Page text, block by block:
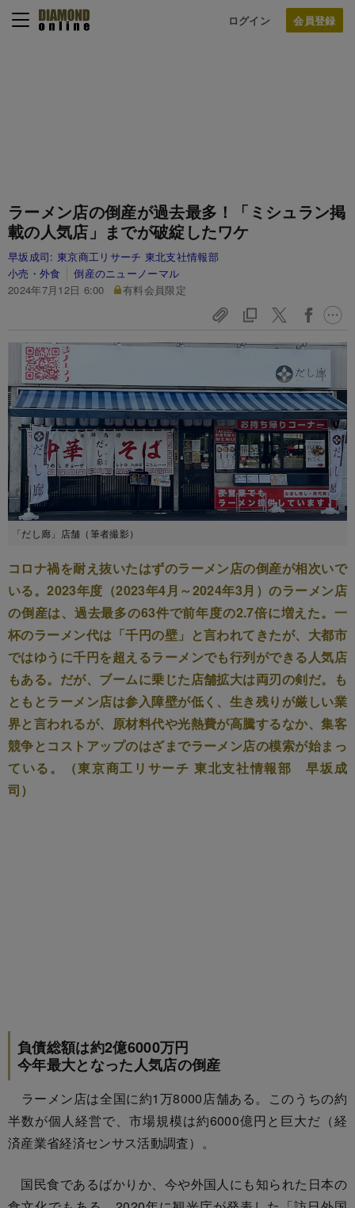
ログイン
ラーメン店の倒産が過去最多！「ミシュラン掲
載の人気店」までが破綻したワケ
早坂成司: 東京商工リサーチ 東北支社情報部
小売・外食
倒産のニューノーマル
2024年7月12日 6:00
有料会員限定
「だし廊」店舗（筆者撮影）
コロナ禍を耐え抜いたはずのラーメン店の倒産が相次いで
いる。2023年度（2023年4月～2024年3月）のラーメン店
の倒産は、過去最多の63件で前年度の2.7倍に増えた。一
杯のラーメン代は「千円の壁」と言われてきたが、大都市
ではゆうに千円を超えるラーメンでも行列ができる人気店
もある。だが、ブームに乗じた店舗拡大は両刃の剣だ。も
ともとラーメン店は参入障壁が低く、生き残りが厳しい業
界と言われるが、原材料代や光熱費が高騰するなか、集客
競争とコストアップのはざまでラーメン店の模索が始まっ
ている。（東京商工リサーチ 東北支社情報部 早坂成
司）
負債総額は約2億6000万円
今年最大となった人気店の倒産
ラーメン店は全国に約1万8000店舗ある。このうちの約
半数が個人経営で、市場規模は約6000億円と巨大だ（経
済産業省経済センサス活動調査）。
国民食であるばかりか、今や外国人にも知られた日本の